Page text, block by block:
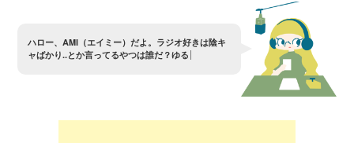
イ だ よ ラ オ 好 き 陰 キ
ャばか り ..とか言っ てる や つは誰 だ？ゆるさん
ぞ 〜？